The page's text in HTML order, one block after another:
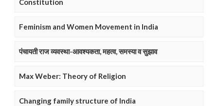
Constitution
Feminism and Women Movement in India
पंचायती राज व्यवस्था-आवश्यकता, महत्व, समस्या व सुझाव
Max Weber: Theory of Religion
Changing family structure of India